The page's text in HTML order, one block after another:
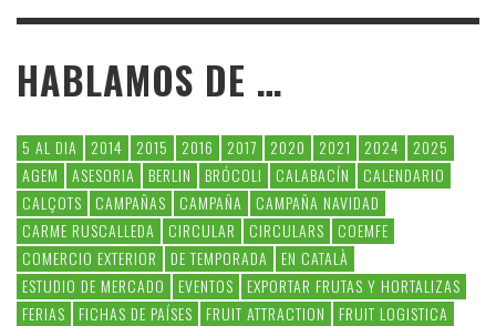
HABLAMOS DE …
5 AL DIA 2014 2015 2016 2017 2020 2021 2024
2025
AGEM
ASESORIA BERLIN BRÓCOLI CALABACÍN
CALENDARIO
CALÇOTS
CAMPAÑAS CAMPAÑA
CAMPAÑA NAVIDAD
CARME RUSCALLEDA
CIRCULAR CIRCULARS
COEMFE
COMERCIO EXTERIOR
DE TEMPORADA
EN CATALÀ
ESTUDIO DE MERCADO
EVENTOS
EXPORTAR FRUTAS Y HORTALIZAS
FERIAS
FICHAS DE PAÍSES FRUIT ATTRACTION
FRUIT LOGISTICA